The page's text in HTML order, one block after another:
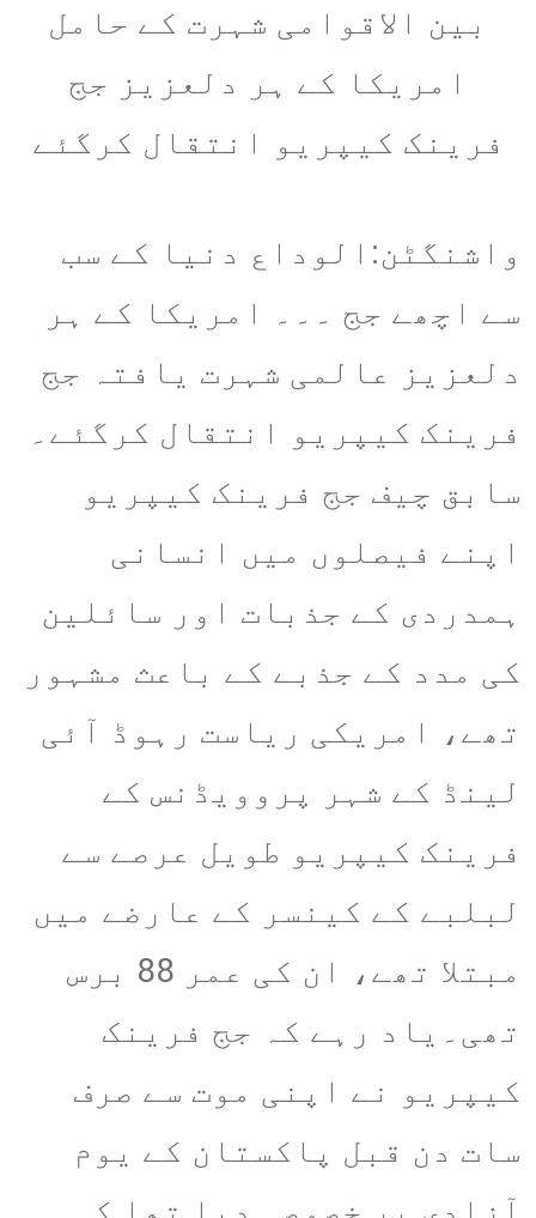
بین الاقوامی شہرت کے حامل
امریکا کے ہر دلعزیز جج
فرینک کیپریو انتقال کرگئے
واشنگٹن:الوداع دنیا کے سب
سے اچھے جج ۔۔۔ امریکا کے ہر
دلعزیز عالمی شہرت یافتہ جج
فرینک کیپریو انتقال کرگئے۔
سابق چیف جج فرینک کیپریو
اپنے فیصلوں میں انسانی
ہمدردی کے جذبات اور سائلین
کی مدد کے جذبے کے باعث مشہور
تھے، امریکی ریاست رہوڈ آئی
لینڈ کے شہر پروویڈنس کے
فرینک کیپریو طویل عرصے سے
لبلبے کے کینسر کے عارضے میں
مبتلا تھے، ان کی عمر 88 برس
تھی۔یاد رہے کہ جج فرینک
کیپریو نے اپنی موت سے صرف
سات دن قبل پاکستان کے یوم
آزادی پر خصوصی دیا تھا کہ